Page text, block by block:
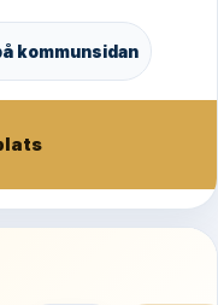
kommunsidan